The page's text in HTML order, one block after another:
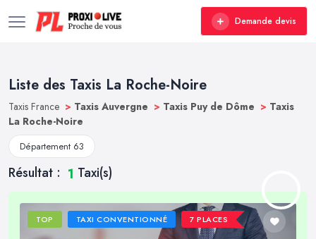
Demande devis
Liste des Taxis La Roche-Noire
Taxis France > Taxis Auvergne > Taxis Puy de Dôme > Taxis
La Roche-Noire
Département 63
Résultat : 1 Taxi(s)
TOP TAXI CONVENTIONNÉ 7 PLACES